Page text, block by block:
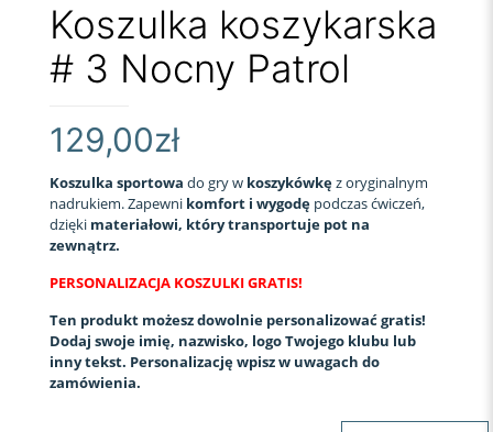
Koszulka koszykarska
# 3 Nocny Patrol
129,00zł
Koszulka sportowa do gry w koszykówkęz oryginalnym
nadrukiem. Zapewni komfort i wygodę podczas ćwiczeń,
dzięki materiałowi, który transportuje pot na
zewnątrz.
PERSONALIZACJA KOSZULKI GRATIS!
Ten produkt możesz dowolnie personalizować gratis!
Dodaj swoje imię, nazwisko, logo Twojego klubu lub
inny tekst. Personalizację wpisz w uwagach do
zamówienia.